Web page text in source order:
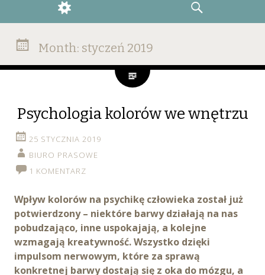
WIDGETS
SEARCH
Month: styczeń 2019
Psychologia kolorów we wnętrzu
25 STYCZNIA 2019
BIURO PRASOWE
1 KOMENTARZ
Wpływ kolorów na psychikę człowieka został już
potwierdzony – niektóre barwy działają na nas
pobudzająco, inne uspokajają, a kolejne
wzmagają kreatywność. Wszystko dzięki
impulsom nerwowym, które za sprawą
konkretnej barwy dostają się z oka do mózgu, a